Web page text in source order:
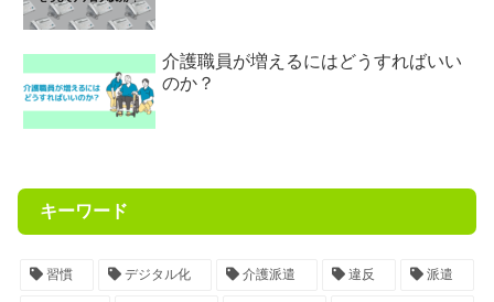
介護職員が増えるにはどうすればいい
のか？
キーワード
習慣 デジタル化 介護派遣 違反 派遣